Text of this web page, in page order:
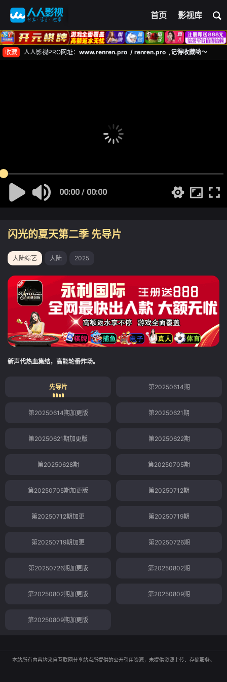
首页 影视库
收藏 人人影视PRO网址： www.renren.pro / renren.pro ,记得收藏哟～
00:00 / 00:00
闪光的夏天第二季 先导片
大陆综艺 大陆 2025
新声代热血集结，高能轮番炸场。
先导片 第20250614期
第20250614期加更版 第20250621期
第20250621期加更版 第20250622期
第20250628期 第20250705期
第20250705期加更版 第20250712期
第20250712期加更 第20250719期
第20250719期加更 第20250726期
第20250726期加更版 第20250802期
第20250802期加更版 第20250809期
第20250809期加更版
本站所有内容均来自互联网分享站点所提供的公开引用资源，未提供资源上传、存储服务。